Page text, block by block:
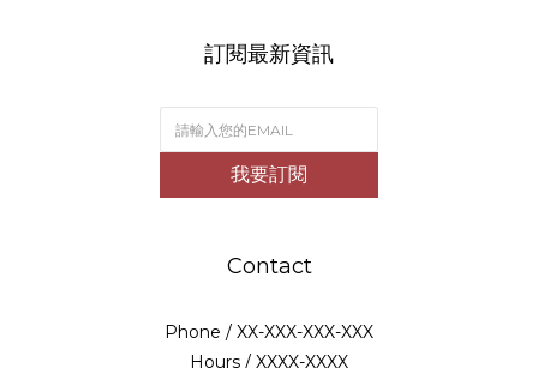
訂閱最新資訊
我要訂閱
Contact
Phone / XX-XXX-XXX-XXX
Hours / XXXX-XXXX